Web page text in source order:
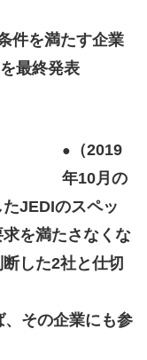
件を満たす企業
最終発表
●
（2019
年10月の
JEDIのスペッ
を満たさなくな
した2社と仕切
その企業にも参